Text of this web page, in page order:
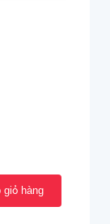
giỏ hàng